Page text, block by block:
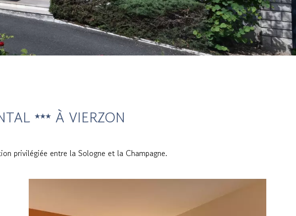
À VIERZON
privilégiée entre la Sologne et la Champagne.